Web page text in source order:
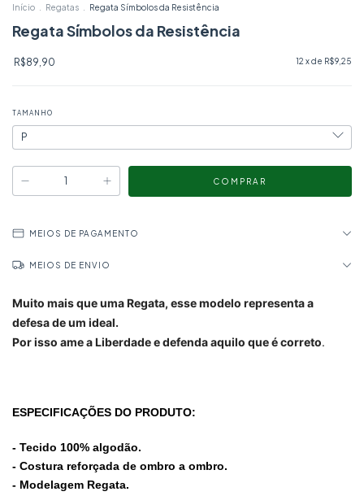
Início Regatas Regata Símbolos da Resistência
Regata Símbolos da Resistência
R$89,90 12 x de R$9,25
TAMANHO
MEIOS DE PAGAMENTO
MEIOS DE ENVIO
Muito mais que uma Regata, esse modelo representa a
defesa de um ideal.
Por isso ame a Liberdade e defenda aquilo que é correto.
ESPECIFICAÇÕES DO PRODUTO:
- Tecido 100% algodão.
- Costura reforçada de ombro a ombro.
- Modelagem Regata.